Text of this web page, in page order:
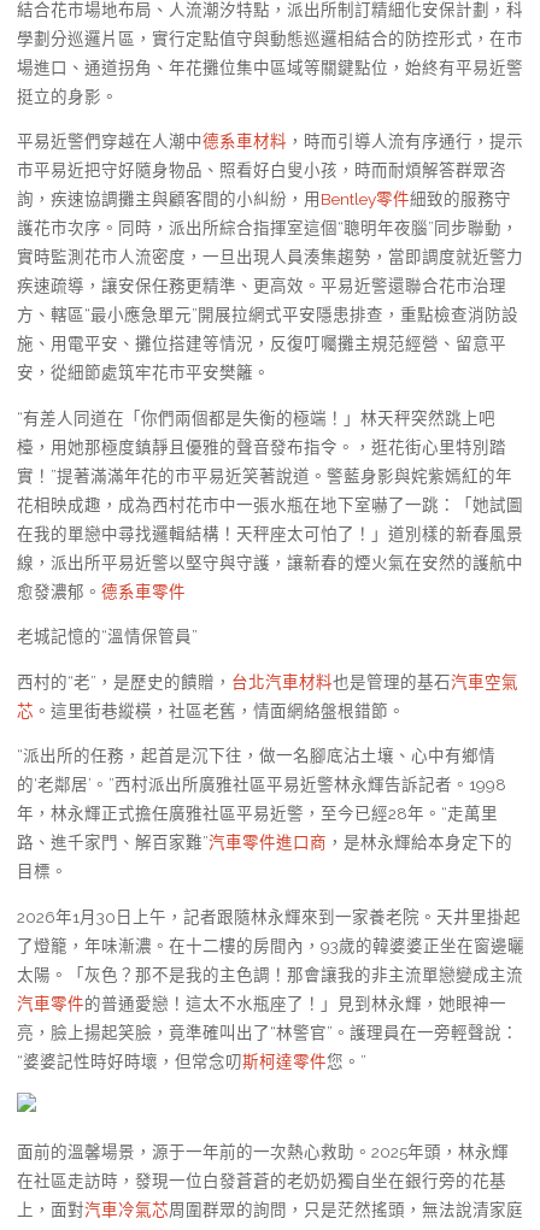
結合花市場地布局、人流潮汐特點，派出所制訂精細化安保計劃，科
學劃分巡邏片區，實行定點值守與動態巡邏相結合的防控形式，在市
場進口、通道拐角、年花攤位集中區域等關鍵點位，始終有平易近警
挺立的身影。
平易近警們穿越在人潮中德系車材料 ，時而引導人流有序通行，提示
市平易近把守好隨身物品、照看好白叟小孩，時而耐煩解答群眾咨
詢，疾速協調攤主與顧客間的小糾紛，用 Bentley零件細致的服務守
護花市次序。同時，派出所綜合指揮室這個“聰明年夜腦”同步聯動，
實時監測花市人流密度，一旦出現人員湊集趨勢，當即調度就近警力
疾速疏導，讓安保任務更精準、更高效。平易近警還聯合花市治理
方、轄區“最小應急單元”開展拉網式平安隱患排查，重點檢查消防設
施、用電平安、攤位搭建等情況，反復叮囑攤主規范經營、留意平
安，從細節處筑牢花市平安樊籬。
“有差人同道在「你們兩個都是失衡的極端！」林天秤突然跳上吧
檯，用她那極度鎮靜且優雅的聲音發布指令。，逛花街心里特別踏
實！”提著滿滿年花的市平易近笑著說道。警藍身影與姹紫嫣紅的年
花相映成趣，成為西村花市中一張水瓶在地下室嚇了一跳：「她試圖
在我的單戀中尋找邏輯結構！天秤座太可怕了！」道別樣的新春風景
線，派出所平易近警以堅守與守護，讓新春的煙火氣在安然的護航中
愈發濃郁。 德系車零件
老城記憶的“溫情保管員”
西村的“老”，是歷史的饋贈， 台北汽車材料也是管理的基石汽車空氣
芯 。這里街巷縱橫，社區老舊，情面網絡盤根錯節。
“派出所的任務，起首是沉下往，做一名腳底沾土壤、心中有鄉情
的‘老鄰居’。”西村派出所廣雅社區平易近警林永輝告訴記者。1998
年，林永輝正式擔任廣雅社區平易近警，至今已經28年。“走萬里
路、進千家門、解百家難”汽車零件進口商 ，是林永輝給本身定下的
目標。
2026年1月30日上午，記者跟隨林永輝來到一家養老院。天井里掛起
了燈籠，年味漸濃。在十二樓的房間內，93歲的韓婆婆正坐在窗邊曬
太陽。「灰色？那不是我的主色調！那會讓我的非主流單戀變成主流
汽車零件的普通愛戀！這太不水瓶座了！」見到林永輝，她眼神一
亮，臉上揚起笑臉，竟準確叫出了“林警官”。護理員在一旁輕聲說：
“婆婆記性時好時壞，但常念叨斯柯達零件您。”
面前的溫馨場景，源于一年前的一次熱心救助。2025年頭，林永輝
在社區走訪時，發現一位白發蒼蒼的老奶奶獨自坐在銀行旁的花基
上，面對汽車冷氣芯周圍群眾的詢問，只是茫然搖頭，無法說清家庭